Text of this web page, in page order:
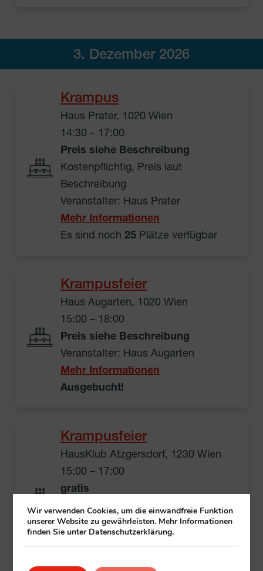
3. Dezember 2026
Krampus
Haus Prater, 1020 Wien
14:30 – 17:00
Preis siehe Beschreibung
Kostenpflichtig, Preis laut
Beschreibung
Veranstalter: Haus Prater
Mehr Informationen
Es sind noch 25 Plätze verfügbar
Krampusfeier
Haus Augarten, 1020 Wien
15:00 – 18:00
Preis siehe Beschreibung
Veranstalter: Haus Augarten
Mehr Informationen
Ausgebucht!
Krampusfeier
HausKlub Atzgersdorf, 1230 Wien
15:00 – 17:00
gratis
Um tel. Anmeldung im Haus wird
gebeten
Wir verwenden Cookies, um die einwandfreie Funktion
unserer Website zu gewährleisten. Mehr Informationen
finden Sie unter Datenschutzerklärung.